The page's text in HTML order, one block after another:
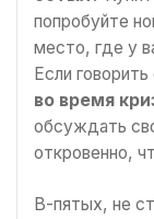
попробуйте
место, где у
Если
во время
обсуждать
откровенно,
В-пятых, не